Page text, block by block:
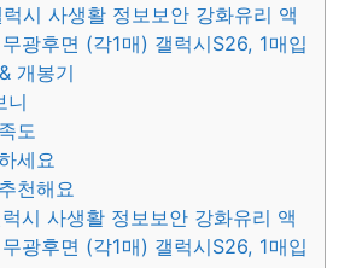
시 사생활 정보보안 강화유리 액
광후면 (각1매) 갤럭시S26, 1매입
개봉기
니
도
세요
천해요
시 사생활 정보보안 강화유리 액
광후면 (각1매) 갤럭시S26, 1매입